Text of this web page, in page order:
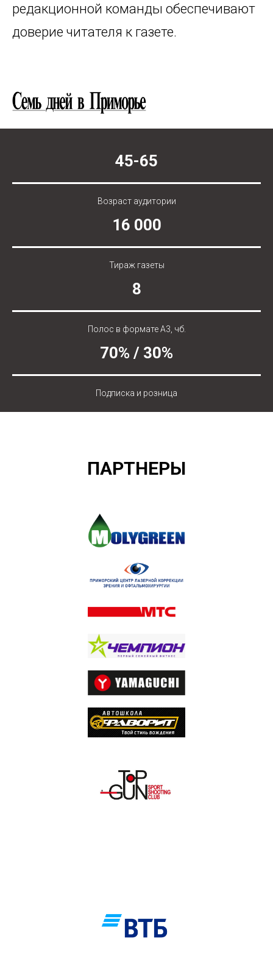
редакционной команды обеспечивают
доверие читателя к газете.
45-65
Возраст аудитории
16 000
Тираж газеты
8
Полос в формате А3, чб.
70% / 30%
Подписка и розница
ПАРТНЕРЫ